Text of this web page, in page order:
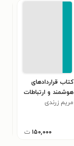
کتاب قراردادهای
هوشمند و ارتباطات
نوین انسانی (جلد
مریم زرندی
۱۵۰,۰۰۰ ت